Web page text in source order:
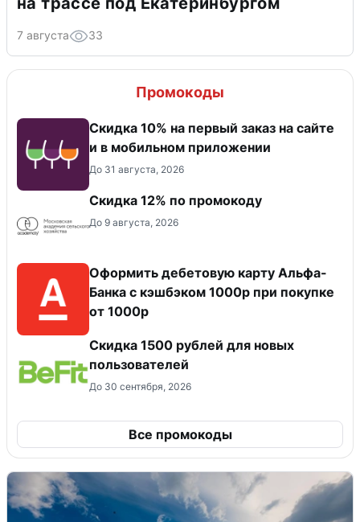
7 августа 33
Промокоды
Скидка 10% на первый заказ на сайте
и в мобильном приложении
До 31 августа, 2026
Скидка 12% по промокоду
До 9 августа, 2026
Оформить дебетовую карту Альфа-
Банка с кэшбэком 1000р при покупке
от 1000р
Скидка 1500 рублей для новых
пользователей
До 30 сентября, 2026
Все промокоды